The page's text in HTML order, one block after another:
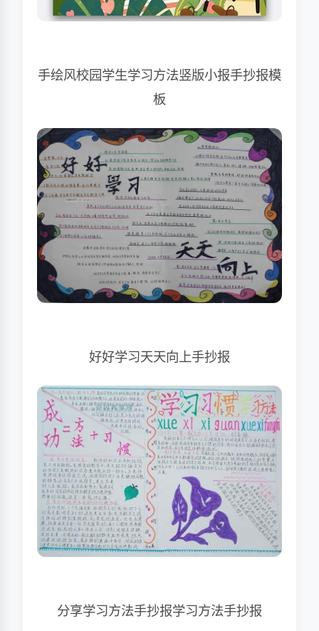
手绘风校园学生学习方法竖版小报手抄报模
板
好好学习天天向上手抄报
分享学习方法手抄报学习方法手抄报